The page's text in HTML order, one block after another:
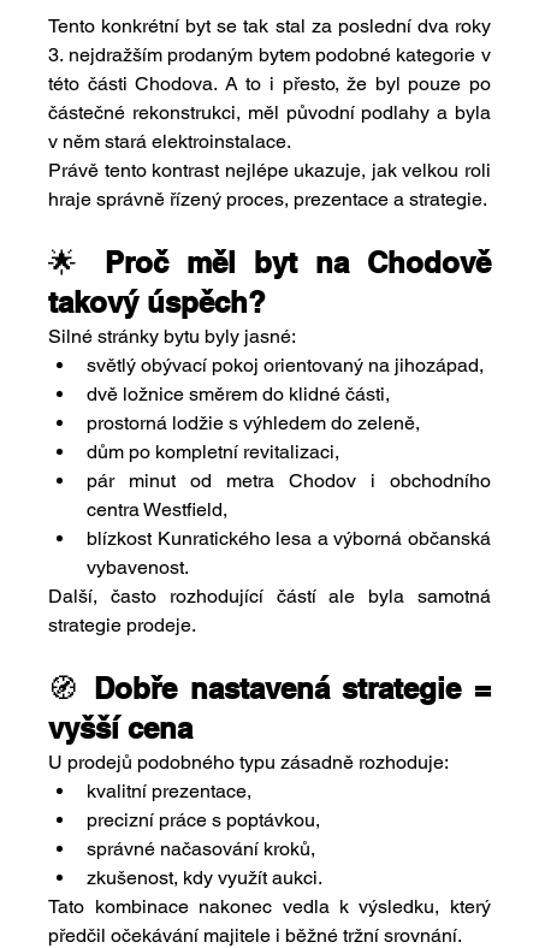
Tento konkrétní byt se tak stal za poslední dva roky
3. nejdražším prodaným bytem podobné kategorie v
této části Chodova. A to i přesto, že byl pouze po
částečné rekonstrukci, měl původní podlahy a byla
v něm stará elektroinstalace.
Právě tento kontrast nejlépe ukazuje, jak velkou roli
hraje správně řízený proces, prezentace a strategie.
🌟
Proč měl byt na Chodově
takový úspěch?
Silné stránky bytu byly jasné:
světlý obývací pokoj orientovaný na jihozápad,
dvě ložnice směrem do klidné části,
prostorná lodžie s výhledem do zeleně,
dům po kompletní revitalizaci,
pár minut od metra Chodov i obchodního
centra Westfield,
blízkost Kunratického lesa a výborná občanská
vybavenost.
Další, často rozhodující částí ale byla samotná
strategie prodeje.
🧭
Dobře nastavená strategie =
vyšší cena
U prodejů podobného typu zásadně rozhoduje:
kvalitní prezentace,
precizní práce s poptávkou,
správné načasování kroků,
zkušenost, kdy využít aukci.
Tato kombinace nakonec vedla k výsledku, který
předčil očekávání majitele i běžné tržní srovnání.